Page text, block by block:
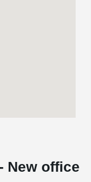
New office